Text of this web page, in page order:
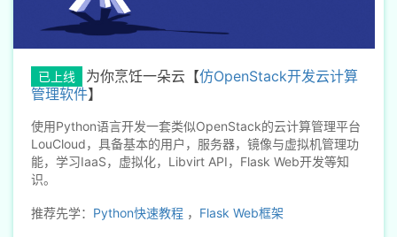
已上线 为你烹饪一朵云【仿OpenStack开发云计算
管理软件】
使用Python语言开发一套类似OpenStack的云计算管理平台
LouCloud，具备基本的用户，服务器，镜像与虚拟机管理功
能，学习IaaS，虚拟化，Libvirt API，Flask Web开发等知
识。
推荐先学： Python快速教程 ， Flask Web框架